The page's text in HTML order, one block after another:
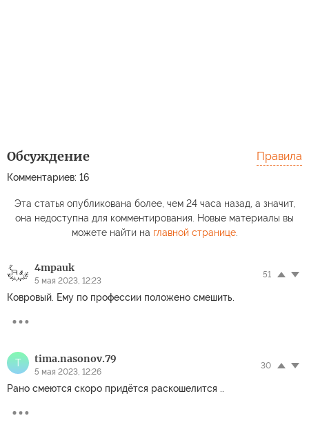
Обсуждение
Комментариев: 16
Правила
Эта статья опубликована более, чем 24 часа назад, а значит,
она недоступна для комментирования. Новые материалы вы
можете найти на главной странице.
4mpauk
5 мая 2023, 12:23
51
Ковровый. Ему по профессии положено смешить.
T tima.nasonov.79
5 мая 2023, 12:26
30
Рано смеются скоро придётся раскошелится ..